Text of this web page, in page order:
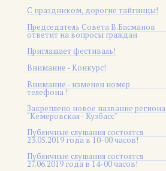
С праздником, дорогие тайгинцы!
Председатель Совета В.Басманов
ответит на вопросы граждан
Приглашает фестиваль!
Внимание - Конкурс!
Внимание - изменен номер
телефона !
Закреплено новое название региона
"Кемеровская - Кузбасс"
Публичные слушания состоятся
23.05.2019 года в 10-00 часов!
Публичные слушания состоятся
27.06.2019 года в 14-00 часов!